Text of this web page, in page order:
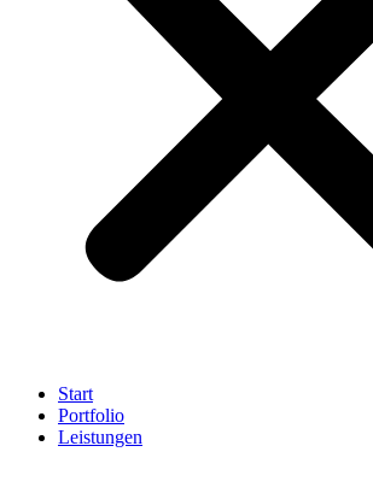
Start
Portfolio
Leistungen